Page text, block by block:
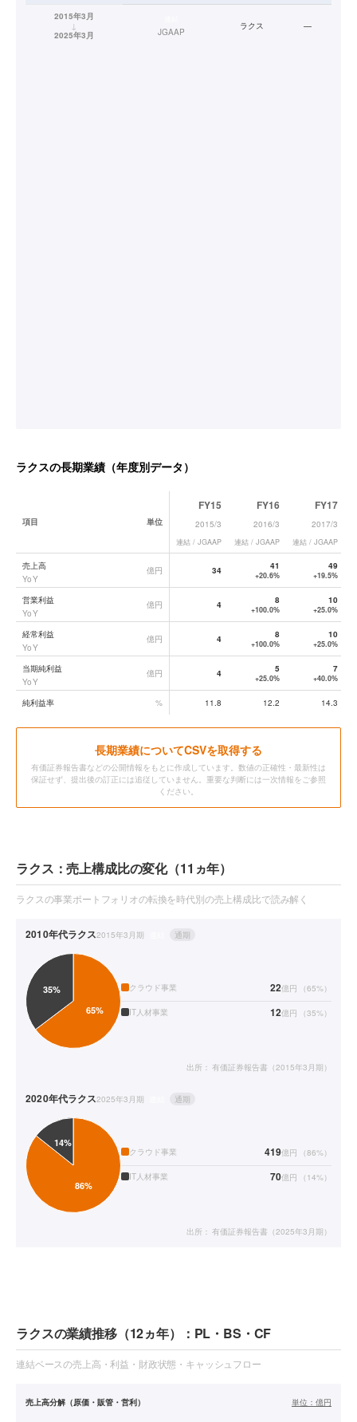
2015年3月
↓
2025年3月
JGAAP
ラクス —
ラクスの長期業績（年度別データ）
ラクスの長期業績データ一覧
項目 単位
FY15
2015/3
連結 / JGAAP
FY16
2016/3
連結 / JGAAP
FY17
2017/3
連結 / JGAAP
売上高
YoY
億円 34 41
+20.6%
49
+19.5%
営業利益
YoY
億円 4 8
+100.0%
10
+25.0%
経常利益
YoY
億円 4 8
+100.0%
10
+25.0%
当期純利益
YoY
億円 4 5
+25.0%
7
+40.0%
純利益率 % 11.8 12.2 14.3
長期業績についてCSVを取得する
有価証券報告書などの公開情報をもとに作成しています。数値の正確性・最新性は
保証せず、提出後の訂正には追従していません。重要な判断には一次情報をご参照
ください。
ラクス：売上構成比の変化（11ヵ年）
ラクスの事業ポートフォリオの転換を時代別の売上構成比で読み解く
2010年代ラクス2015年3月期 通期
クラウド事業 22億円 （65%）
IT人材事業 12億円 （35%）
出所： 有価証券報告書（2015年3月期）
2020年代ラクス2025年3月期 通期
クラウド事業 419億円 （86%）
IT人材事業 70億円 （ 14%）
出所： 有価証券報告書（2025年3月期）
ラクスの業績推移（12ヵ年）：PL・BS・CF
連結ベースの売上高・利益・財政状態・キャッシュフロー
売上高分解（原価・販管・営利） 単位： 億円